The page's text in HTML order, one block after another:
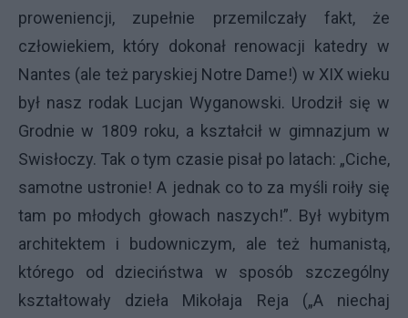
proweniencji, zupełnie przemilczały fakt, że
człowiekiem, który dokonał renowacji katedry w
Nantes (ale też paryskiej Notre Dame!) w XIX wieku
był nasz rodak Lucjan Wyganowski. Urodził się w
Grodnie w 1809 roku, a kształcił w gimnazjum w
Swisłoczy. Tak o tym czasie pisał po latach: „Ciche,
samotne ustronie! A jednak co to za myśli roiły się
tam po młodych głowach naszych!”. Był wybitym
architektem i budowniczym, ale też humanistą,
którego od dzieciństwa w sposób szczególny
kształtowały dzieła Mikołaja Reja („A niechaj